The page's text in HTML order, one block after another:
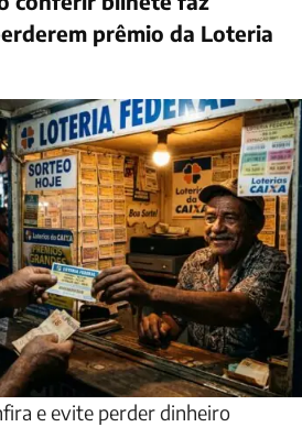
prêmio da Loteria
e evite perder dinheiro